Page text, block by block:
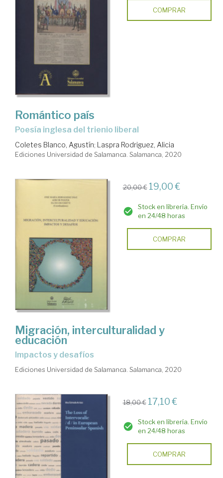
COMPRAR
Romántico país
poesía inglesa del trienio liberal
Coletes Blanco, Agustín; Laspra Rodriguez, Alicia
Ediciones Universidad de Salamanca. Salamanca, 2020
20,00 € 19,00 €
Stock en librería. Envío
en 24/48 horas
COMPRAR
Migración, interculturalidad y
educación
impactos y desafíos
Ediciones Universidad de Salamanca. Salamanca, 2020
18,00 € 17,10 €
Stock en librería. Envío
en 24/48 horas
COMPRAR